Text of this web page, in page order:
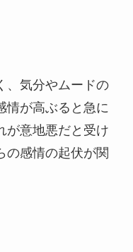
、気分やムードの
情が高ぶると急に
が意地悪だと受け
の感情の起伏が関